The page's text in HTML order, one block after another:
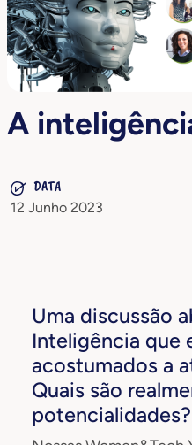
A
DATA
12 Junho 2023
Uma discussão
Inteligência que
acostumados a
Quais são
potencialidades?